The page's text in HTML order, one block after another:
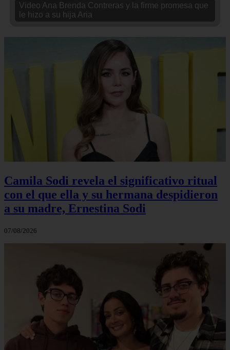
Video Ana Brenda Contreras y la firme promesa que
le hizo a su hija Aria
Camila Sodi revela el significativo ritual
con el que ella y su hermana despidieron
a su madre, Ernestina Sodi
07/08/2026